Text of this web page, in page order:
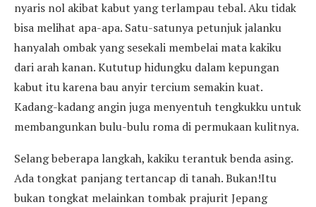
nyaris nol akibat kabut yang terlampau tebal. Aku tidak
bisa melihat apa-apa. Satu-satunya petunjuk jalanku
hanyalah ombak yang sesekali membelai mata kakiku
dari arah kanan. Kututup hidungku dalam kepungan
kabut itu karena bau anyir tercium semakin kuat.
Kadang-kadang angin juga menyentuh tengkukku untuk
membangunkan bulu-bulu roma di permukaan kulitnya.
Selang beberapa langkah, kakiku terantuk benda asing.
Ada tongkat panjang tertancap di tanah. Bukan!Itu
bukan tongkat melainkan tombak prajurit Jepang